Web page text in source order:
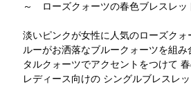
～ ローズクォーツの春色ブレスレ
淡いピンクが女性に人気のローズク
ルーがお洒落なブルークォーツを組み
タルクォーツでアクセントをつけて
レディース向けの シングルブレスレ